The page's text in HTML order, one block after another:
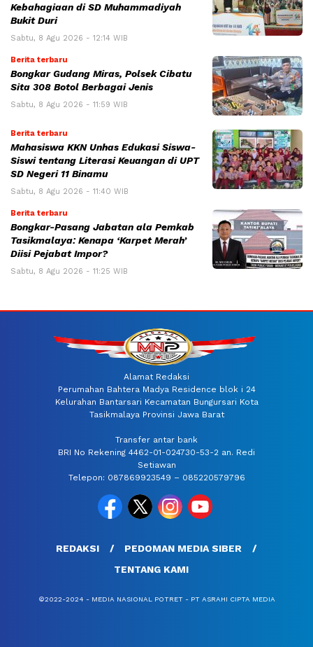
Kebahagiaan di SD Muhammadiyah
Bukit Duri
Sabtu, 8 Agu 2026 - 12:14 WIB
Berita terbaru
Bongkar Gudang Miras, Polsek Cibatu
Sita 308 Botol Berbagai Jenis
Sabtu, 8 Agu 2026 - 11:59 WIB
Berita terbaru
Mahasiswa KKN Unhas Edukasi Siswa-
Siswi tentang Literasi Keuangan di UPT
SD Negeri 11 Binamu
Sabtu, 8 Agu 2026 - 11:40 WIB
Berita terbaru
Bongkar-Pasang Jabatan ala Pemkab
Tasikmalaya: Kenapa ‘Karpet Merah’
Diisi Pejabat Impor?
Sabtu, 8 Agu 2026 - 11:25 WIB
Alamat Redaksi
Perumahan Bahtera Madya Residence blok i 24
Kelurahan Bantarsari Kecamatan Bungursari Kota
Tasikmalaya Provinsi Jawa Barat
Transfer antar bank
BRI No Rekening 4462-01-024730-53-2 an. Redi
Setiawan
Telepon: 087869923549 – 085220579796
REDAKSI
PEDOMAN MEDIA SIBER
TENTANG KAMI
©2022-2024 - MEDIA NASIONAL POTRET - PT ASRAHI CIPTA MEDIA